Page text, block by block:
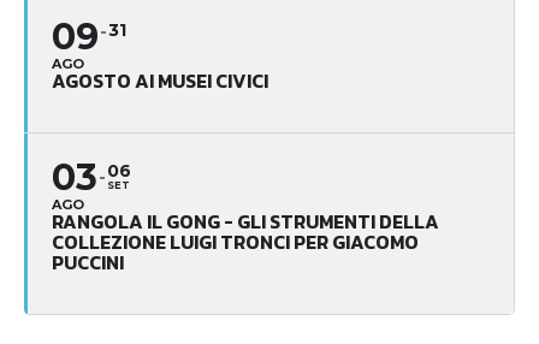
09
AGO
31
AGOSTO AI MUSEI CIVICI
03
AGO
06
SET
RANGOLA IL GONG - GLI STRUMENTI DELLA
COLLEZIONE LUIGI TRONCI PER GIACOMO
PUCCINI